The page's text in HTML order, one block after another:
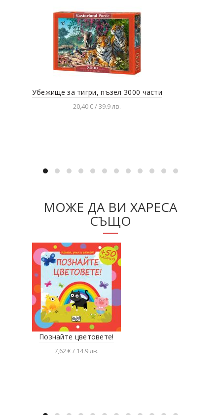
Убежище за тигри, пъзел 3000 части
20,40 € / 39.9 лв.
МОЖЕ ДА ВИ ХАРЕСА
СЪЩО
Познайте цветовете!
7,62 € / 14.9 лв.